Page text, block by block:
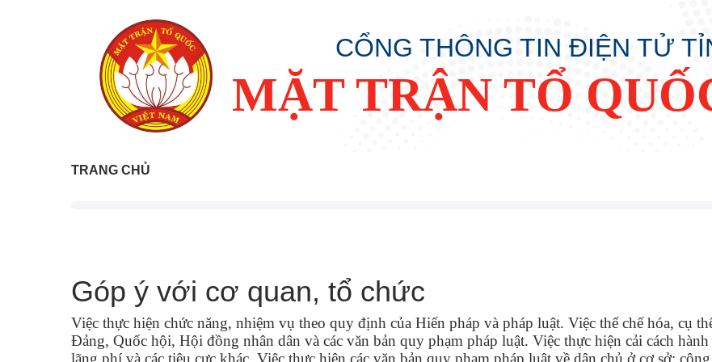
CỔNG THÔNG TIN ĐIỆN TỬ
MẶT TRẬN TỔ
TRANG CHỦ
Góp ý với cơ quan, tổ chức
Việc thực hiện chức năng, nhiệm vụ theo quy định của Hiến pháp và pháp luật. Việc thể chế hóa, cụ
Đảng, Quốc hội, Hội đồng nhân dân và các văn bản quy phạm pháp luật. Việc thực hiện cải cách
lãng phí và các tiêu cực khác. Việc thực hiện các văn bản quy phạm pháp luật về dân chủ ở cơ sở;